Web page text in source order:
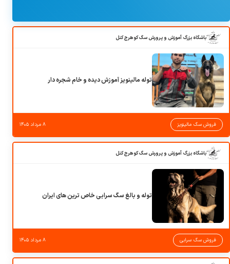
باشگاه بزرگ آموزش و پرورش سگ کوهرج کنل
توله مالینویز آموزش دیده و خام شجره دار
فروش سگ مالینویز ۸ مرداد ۱۴۰۵
باشگاه بزرگ آموزش و پرورش سگ کوهرج کنل
توله و بالغ سگ سرابی خاص ترین های ایران
فروش سگ سرابی ۸ مرداد ۱۴۰۵